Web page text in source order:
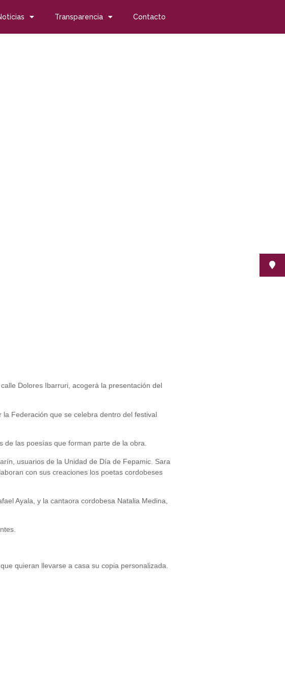
Transparencia Contacto
Dolores Ibarruri, acogerá la presentación del
Federación que se celebra dentro del festival
las poesías que forman parte de la obra.
usuarios de la Unidad de Día de Fepamic. Sara
con sus creaciones los poetas cordobeses
Ayala, y la cantaora cordobesa Natalia Medina,
quieran llevarse a casa su copia personalizada.